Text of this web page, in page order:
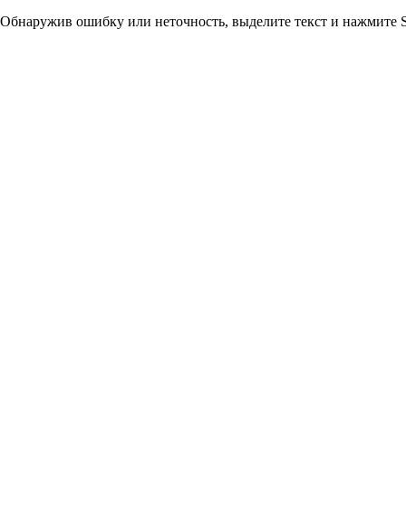
Обнаружив ошибку или неточность, выделите текст и нажмите